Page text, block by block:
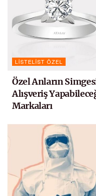
LISTELIST ÖZEL
Özel Anların
Alışveriş
Markaları